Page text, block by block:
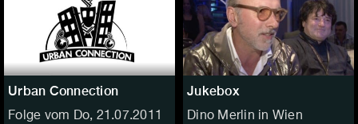
Urban Connection
Folge vom Do, 21.07.2011
Jukebox
Dino Merlin in Wien